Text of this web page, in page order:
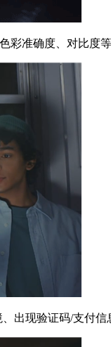
准确度、对比度
现验证码/支付信